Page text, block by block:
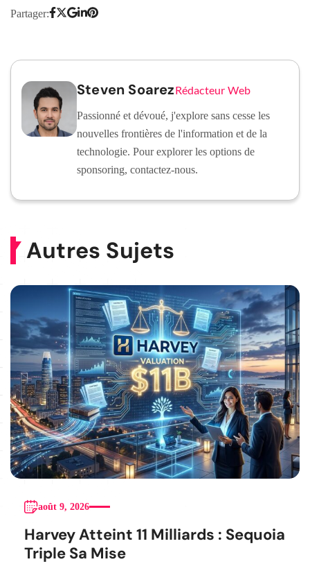
Partager:
Steven SoarezRédacteur Web
Passionné et dévoué, j'explore sans cesse les
nouvelles frontières de l'information et de la
technologie. Pour explorer les options de
sponsoring, contactez-nous.
Autres Sujets
août 9, 2026
Harvey Atteint 11 Milliards : Sequoia
Triple Sa Mise